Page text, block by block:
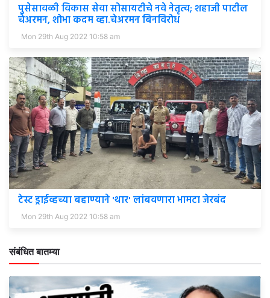
पुसेसावळी विकास सेवा सोसायटीचे नवे नेतृत्व; शहाजी पाटील
चेअरमन, शोभा कदम व्हा.चेअरमन बिनविरोध
Mon 29th Aug 2022 10:58 am
टेस्ट ड्राईव्हच्या बहाण्याने 'थार' लांबवणारा भामटा जेरबंद
Mon 29th Aug 2022 10:58 am
संबंधित बातम्या